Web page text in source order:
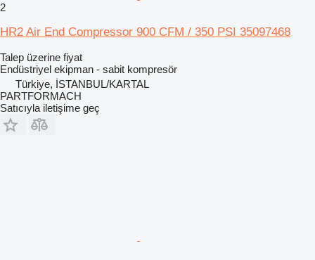
2
HR2 Air End Compressor 900 CFM / 350 PSI 35097468
Talep üzerine fiyat
Endüstriyel ekipman - sabit kompresör
Türkiye, İSTANBUL/KARTAL
PARTFORMACH
Satıcıyla iletişime geç